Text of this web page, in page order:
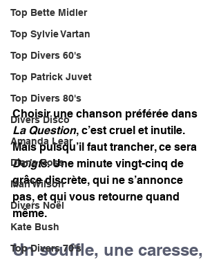
Top Bette Midler
Top Sylvie Vartan
Top Divers 60's
Top Patrick Juvet
Top Divers 80's
Divers Disco
Amanda Lear
Diana Ross
Mari Wilson
Divers Noël
Kate Bush
Top Divers 70's
Choisir une chanson préférée dans
La Question, c’est cruel et inutile.
Mais puisqu’il faut trancher, ce sera
Doigts. Une minute vingt-cinq de
grâce discrète, qui ne s’annonce
pas, et qui vous retourne quand
même.
Un souffle, une caresse,